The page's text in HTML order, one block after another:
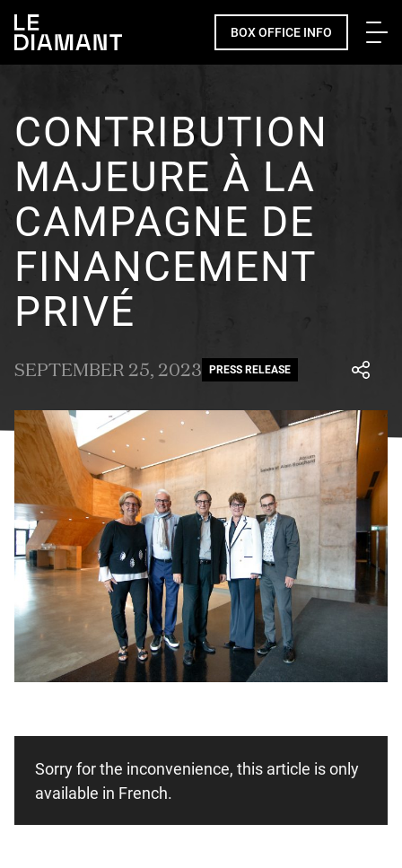
BOX OFFICE INFO
CONTRIBUTION
MAJEURE À LA
CAMPAGNE DE
FINANCEMENT
PRIVÉ
SEPTEMBER 25, 2023 PRESS RELEASE
Sorry for the inconvenience, this article is only
available in French.
Facebook
undefined
linkedin
undefined
twitter
undefined
Courriel